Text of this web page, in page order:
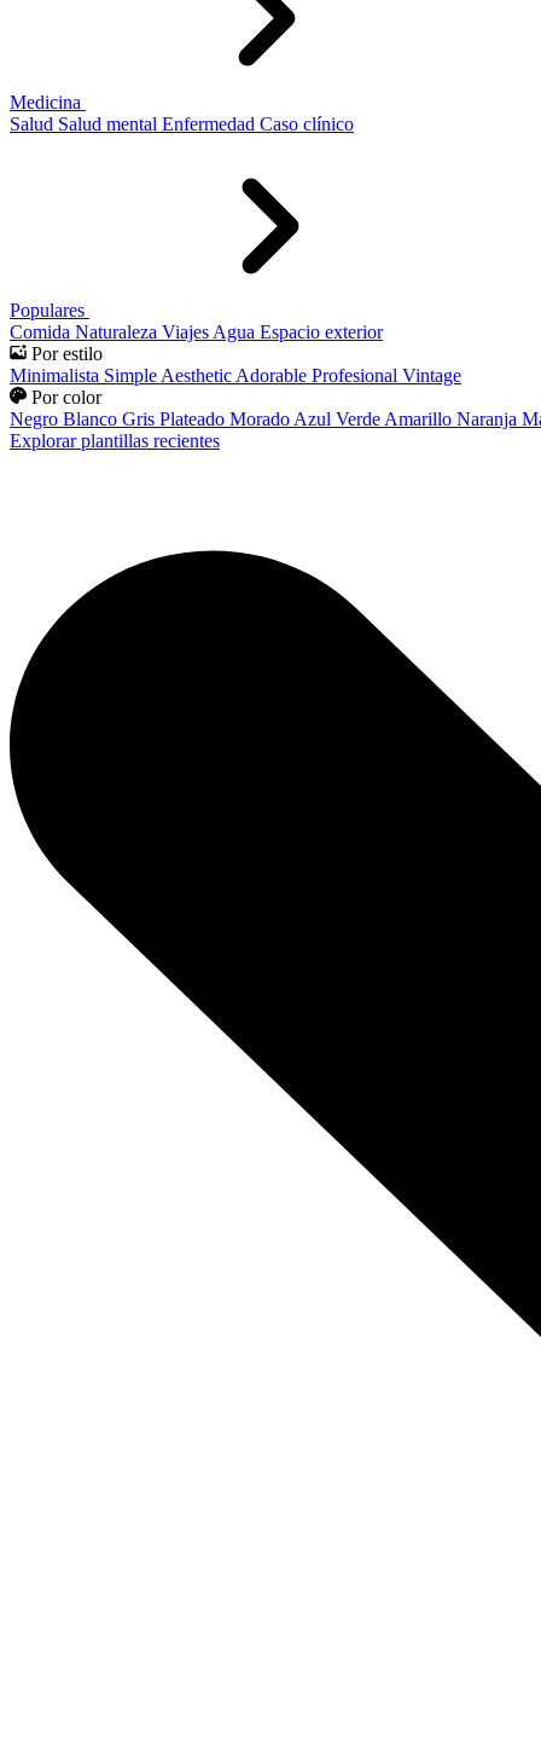
Medicina
Salud Salud mental Enfermedad Caso clínico
Populares
Comida Naturaleza Viajes Agua Espacio exterior
Por estilo
Minimalista Simple Aesthetic Adorable Profesional Vintage
Por color
Negro Blanco Gris Plateado Morado Azul Verde Amarillo Naranja
Explorar plantillas recientes